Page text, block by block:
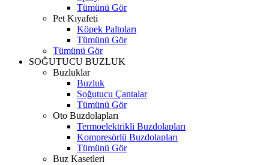
Tümünü Gör
Pet Kıyafeti
Köpek Paltoları
Tümünü Gör
Tümünü Gör
SOĞUTUCU BUZLUK
Buzluklar
Buzluk
Soğutucu Çantalar
Tümünü Gör
Oto Buzdolapları
Termoelektrikli Buzdolapları
Kompresörlü Buzdolapları
Tümünü Gör
Buz Kasetleri